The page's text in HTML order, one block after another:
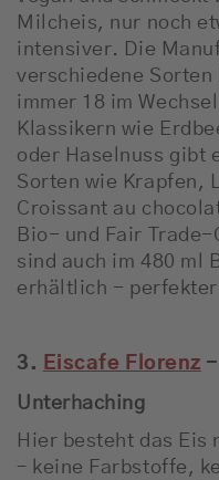
Milcheis, nur noch
intensiver. Die
verschiedene Sorten
immer 18 im
Klassikern wie
oder Haselnuss gibt
Sorten wie Krapfen,
Croissant au
Bio- und Fair
sind auch im 480 ml
erhältlich - perfekter
3. Eiscafe Florenz -
Unterhaching
Hier besteht das Eis
– keine Farbstoffe,